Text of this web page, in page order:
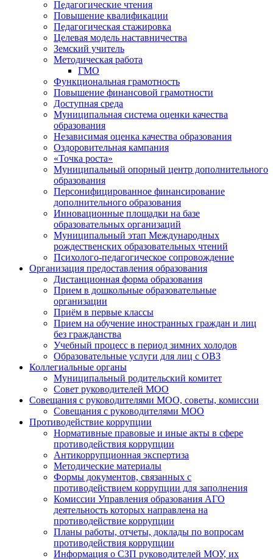
Педагогические чтения
Повышение квалификации
Педагогическая стажировка
Целевая модель наставничества
Земский учитель
Методическая работа
ГМО
Функциональная грамотность
Повышение финансовой грамотности
Доступная среда
Муниципальная система оценки качества
образования
Независимая оценка качества образования
Оздоровительная кампания
«Точка роста»
Муниципальный опорный центр дополнительного
образования
Персонифицированное финансирование
дополнительного образования
Инновационные площадки на базе
образовательных организаций
Муниципальный этап Международных
рождественских образовательных чтений
Психолого-педагогическое сопровождение
Организация предоставления образования
Дистанционная форма образования
Прием в дошкольные образовательные
организации
Приём в первые классы
Прием на обучение иностранных граждан и лиц
без гражданства
Учебный процесс в период зимних холодов
Образовательные услуги для лиц с ОВЗ
Коллегиальные органы
Муниципальный родительский комитет
Совет руководителей МОО
Совещания с руководителями МОО, советы, комиссии
Совещания с руководителями МОО
Противодействие коррупции
Нормативные правовые и иные акты в сфере
противодействия коррупции
Антикоррупционная экспертиза
Методические материалы
Формы документов, связанных с
противодействием коррупции для заполнения
Комиссии Управления образования АГО
деятельность которых направлена на
противодействие коррупции
Планы работы, отчеты, доклады по вопросам
противодействия коррупции
Информация о СЗП руководителей МОУ, их